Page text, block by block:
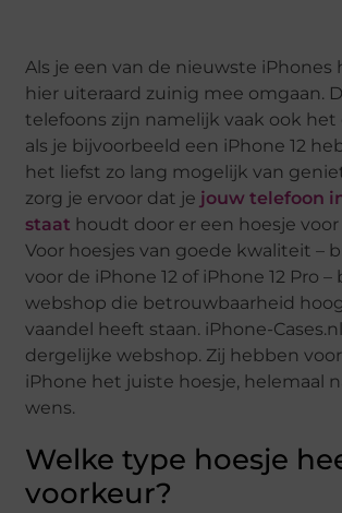
Als je een van de nieuwste iPhones
hier uiteraard zuinig mee omgaan.
telefoons zijn namelijk vaak ook
als je bijvoorbeeld een iPhone 12
het liefst zo lang mogelijk van
zorg je ervoor dat je jouw telefoon
staat houdt door er een hoesje
Voor hoesjes van goede kwaliteit –
voor de iPhone 12 of iPhone 12 Pro –
webshop die betrouwbaarheid
vaandel heeft staan. iPhone-
dergelijke webshop. Zij hebben
iPhone het juiste hoesje, helemaal
wens.
Welke type hoesje
voorkeur?